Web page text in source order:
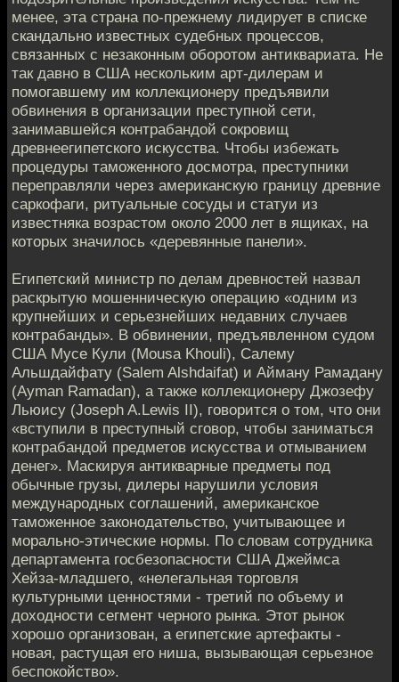
менее, эта страна по-прежнему лидирует в списке
скандально известных судебных процессов,
связанных с незаконным оборотом антиквариата. Не
так давно в США нескольким арт-дилерам и
помогавшему им коллекционеру предъявили
обвинения в организации преступной сети,
занимавшейся контрабандой сокровищ
древнеегипетского искусства. Чтобы избежать
процедуры таможенного досмотра, преступники
переправляли через американскую границу древние
саркофаги, ритуальные сосуды и статуи из
известняка возрастом около 2000 лет в ящиках, на
которых значилось «деревянные панели».
Египетский министр по делам древностей назвал
раскрытую мошенническую операцию «одним из
крупнейших и серьезнейших недавних случаев
контрабанды». В обвинении, предъявленном судом
США Мусе Кули (Mousa Khouli), Салему
Альшдайфату (Salem Alshdaifat) и Айману Рамадану
(Ayman Ramadan), а также коллекционеру Джозефу
Льюису (Joseph A.Lewis II), говорится о том, что они
«вступили в преступный сговор, чтобы заниматься
контрабандой предметов искусства и отмыванием
денег». Маскируя антикварные предметы под
обычные грузы, дилеры нарушили условия
международных соглашений, американское
таможенное законодательство, учитывающее и
морально-этические нормы. По словам сотрудника
департамента госбезопасности США Джеймса
Хейза-младшего, «нелегальная торговля
культурными ценностями - третий по объему и
доходности сегмент черного рынка. Этот рынок
хорошо организован, а египетские артефакты -
новая, растущая его ниша, вызывающая серьезное
беспокойство».